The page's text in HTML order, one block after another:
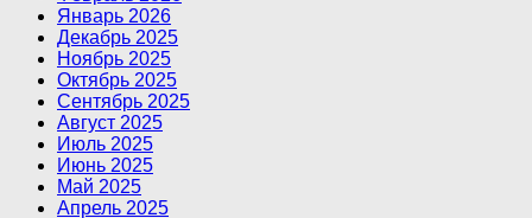
Январь 2026
Декабрь 2025
Ноябрь 2025
Октябрь 2025
Сентябрь 2025
Август 2025
Июль 2025
Июнь 2025
Май 2025
Апрель 2025